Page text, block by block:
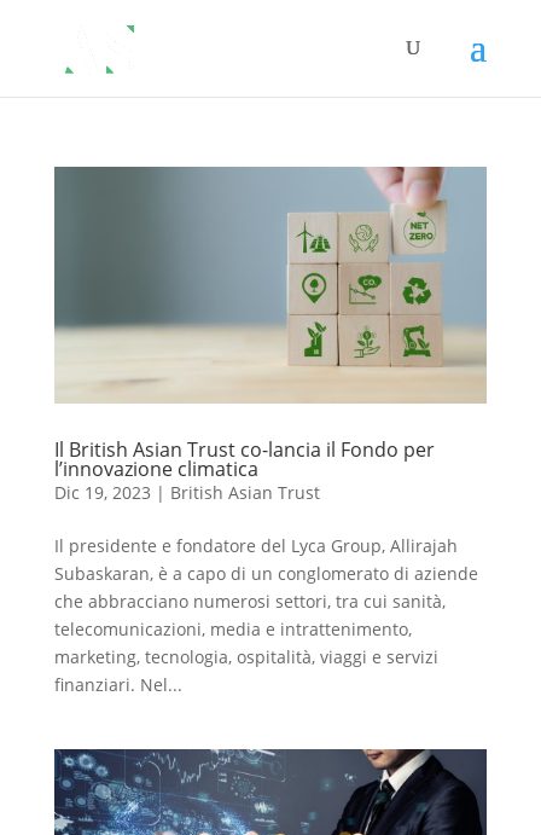
Il British Asian Trust co-lancia il Fondo per
l’innovazione climatica
Dic 19, 2023 | British Asian Trust
Il presidente e fondatore del Lyca Group, Allirajah
Subaskaran, è a capo di un conglomerato di aziende
che abbracciano numerosi settori, tra cui sanità,
telecomunicazioni, media e intrattenimento,
marketing, tecnologia, ospitalità, viaggi e servizi
finanziari. Nel...